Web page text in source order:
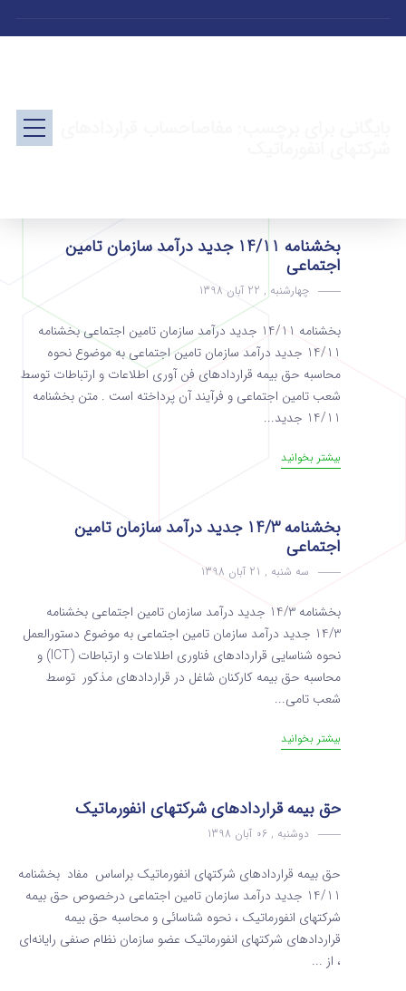
بخشنامه 14/11 جدید درآمد سازمان تامین
اجتماعی
چهارشنبه , 22 آبان 1398
بخشنامه 14/11 جدید درآمد سازمان تامین اجتماعی بخشنامه
14/11 جدید درآمد سازمان تامین اجتماعی به موضوع نحوه
محاسبه حق بیمه قراردادهای فن آوری اطلاعات و ارتباطات توسط
شعب تامین اجتماعی و فرآیند آن پرداخته است . متن بخشنامه
14/11 جدید...
بیشتر بخوانید
بخشنامه 14/3 جدید درآمد سازمان تامین
اجتماعی
سه شنبه , 21 آبان 1398
بخشنامه 14/3 جدید درآمد سازمان تامین اجتماعی بخشنامه
14/3 جدید درآمد سازمان تامین اجتماعی به موضوع دستورالعمل
نحوه شناسایی قراردادهای فناوری اطلاعات و ارتباطات (ICT) و
محاسبه حق بیمه کارکنان شاغل در قراردادهای مذکور توسط
شعب تامی...
بیشتر بخوانید
حق بیمه قراردادهای شرکتهای انفورماتیک
دوشنبه , 06 آبان 1398
حق بیمه قراردادهای شرکتهای انفورماتیک براساس مفاد بخشنامه
14/11 جدید درآمد سازمان تامین اجتماعی درخصوص حق بیمه
شرکتهای انفورماتیک ، نحوه شناسائی و محاسبه حق بیمه
قراردادهای شرکتهای انفورماتیک عضو سازمان نظام صنفی رایانه‌ای
، از ...